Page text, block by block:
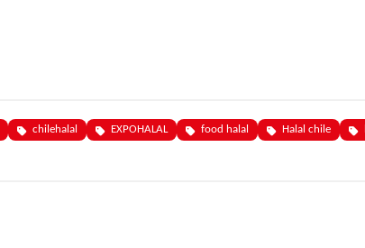
chilehalal EXPOHALAL food halal Halal chile